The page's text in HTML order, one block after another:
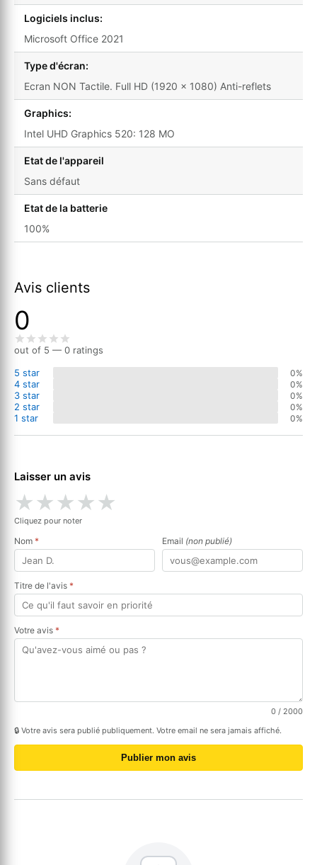
Logiciels inclus:
Microsoft Office 2021
Type d'écran:
Ecran NON Tactile. Full HD (1920 x 1080) Anti-reflets
Graphics:
Intel UHD Graphics 520: 128 MO
Etat de l'appareil
Sans défaut
Etat de la batterie
100%
Avis clients
0
out of 5 — 0 ratings
5 star
0%
4 star 0%
3 star 0%
2 star 0%
1 star 0%
Laisser un avis
★★★★★
Cliquez pour noter
Nom * Email (non publié)
Titre de l'avis *
Votre avis *
0 / 2000
🔒 Votre avis sera publié publiquement. Votre email ne sera jamais affiché.
Publier mon avis